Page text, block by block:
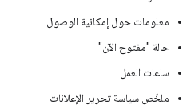
معلومات حول إمكانية الوصول
حالة "مفتوح الآن"
ساعات العمل
ملخّص سياسة تحرير الإعلانات